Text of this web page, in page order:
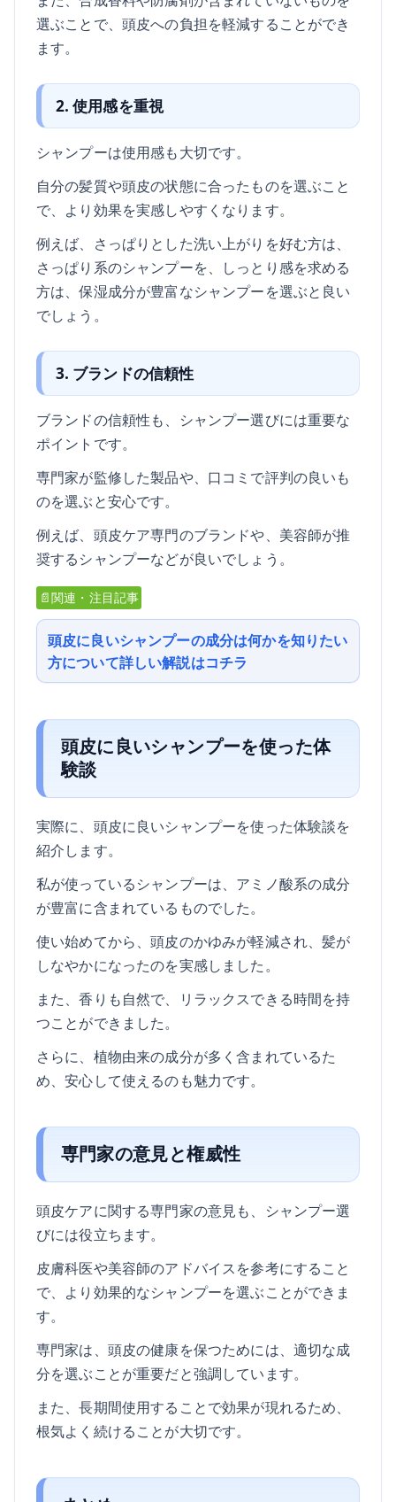
選ぶことで、頭皮への負担を軽減することができ
ます。
2. 使用感を重視
シャンプーは使用感も大切です。
自分の髪質や頭皮の状態に合ったものを選ぶこと
で、より効果を実感しやすくなります。
例えば、さっぱりとした洗い上がりを好む方は、
さっぱり系のシャンプーを、しっとり感を求める
方は、保湿成分が豊富なシャンプーを選ぶと良い
でしょう。
3. ブランドの信頼性
ブランドの信頼性も、シャンプー選びには重要な
ポイントです。
専門家が監修した製品や、口コミで評判の良いも
のを選ぶと安心です。
例えば、頭皮ケア専門のブランドや、美容師が推
奨するシャンプーなどが良いでしょう。
📄関連・注目記事
頭皮に良いシャンプーの成分は何かを知りたい
方について詳しい解説はコチラ
頭皮に良いシャンプーを使った体
験談
実際に、頭皮に良いシャンプーを使った体験談を
紹介します。
私が使っているシャンプーは、アミノ酸系の成分
が豊富に含まれているものでした。
使い始めてから、頭皮のかゆみが軽減され、髪が
しなやかになったのを実感しました。
また、香りも自然で、リラックスできる時間を持
つことができました。
さらに、植物由来の成分が多く含まれているた
め、安心して使えるのも魅力です。
専門家の意見と権威性
頭皮ケアに関する専門家の意見も、シャンプー選
びには役立ちます。
皮膚科医や美容師のアドバイスを参考にすること
で、より効果的なシャンプーを選ぶことができま
す。
専門家は、頭皮の健康を保つためには、適切な成
分を選ぶことが重要だと強調しています。
また、長期間使用することで効果が現れるため、
根気よく続けることが大切です。